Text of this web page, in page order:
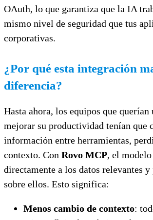
OAuth, lo que garantiza que la IA
mismo nivel de seguridad que tus
corporativas.
¿Por qué esta integración
diferencia?
Hasta ahora, los equipos que querían
mejorar su productividad tenían que
información entre herramientas,
contexto. Con Rovo MCP, el modelo
directamente a los datos relevantes y
sobre ellos. Esto significa:
Menos cambio de contexto: